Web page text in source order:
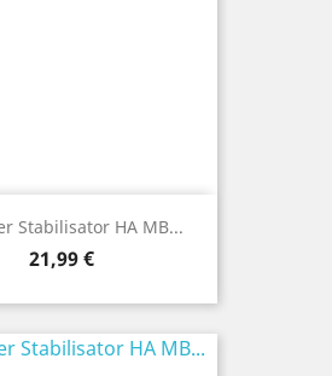
Stabilisator HA MB...
Preis
21,99 €